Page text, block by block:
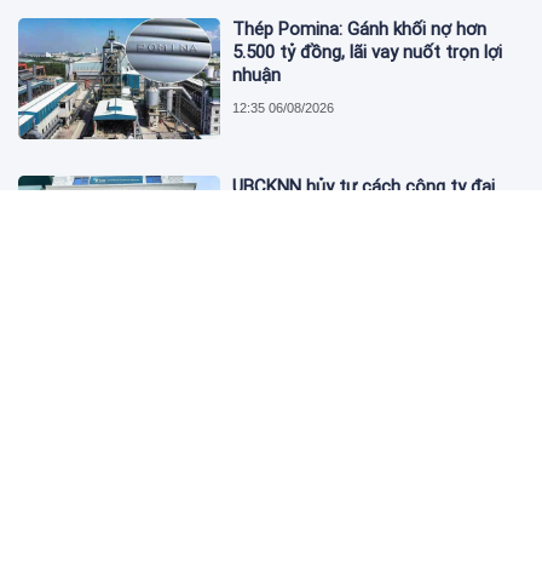
Thép Pomina: Gánh khối nợ hơn
5.500 tỷ đồng, lãi vay nuốt trọn lợi
nhuận
12:35 06/08/2026
UBCKNN hủy tư cách công ty đại